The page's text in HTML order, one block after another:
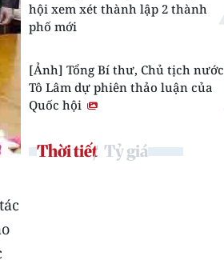
hội xem xét thành lập 2 thành
phố mới
[Ảnh] Tổng Bí thư, Chủ tịch nước
Tô Lâm dự phiên thảo luận của
Quốc hội
Thời tiết Tỷ giá